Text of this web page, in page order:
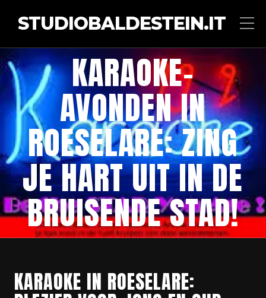
STUDIOBALDESTEIN.IT
KARAOKE-
AVONDEN IN
ROESELARE: ZING
JE HART UIT IN DE
BRUISENDE STAD!
KARAOKE IN ROESELARE: